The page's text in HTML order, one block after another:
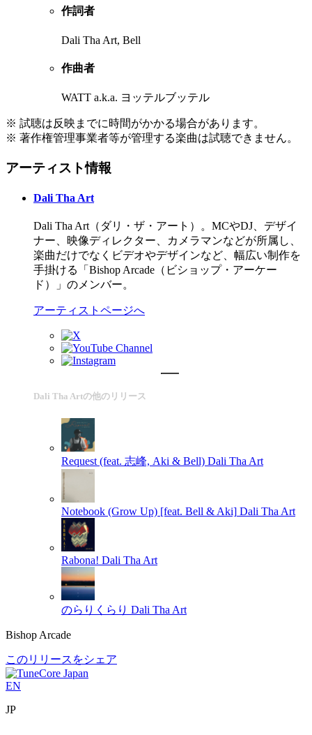
作詞者
Dali Tha Art, Bell
作曲者
WATT a.k.a. ヨッテルブッテル
※ 試聴は反映までに時間がかかる場合があります。
※ 著作権管理事業者等が管理する楽曲は試聴できません。
アーティスト情報
Dali Tha Art
Dali Tha Art（ダリ・ザ・アート）。MCやDJ、デザイ
ナー、映像ディレクター、カメラマンなどが所属し、
楽曲だけでなくビデオやデザインなど、幅広い制作を
手掛ける「Bishop Arcade（ビショップ・アーケー
ド）」のメンバー。
アーティストページへ
Dali Tha Artの他のリリース
Request (feat. 志峰, Aki & Bell) Dali Tha Art
Notebook (Grow Up) [feat. Bell & Aki] Dali Tha Art
Rabona! Dali Tha Art
のらりくらり Dali Tha Art
Bishop Arcade
このリリースをシェア
EN
JP